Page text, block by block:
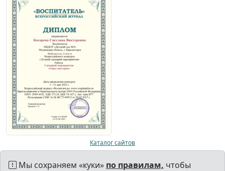
Каталог сайтов
Мы сохраняем «куки» по правилам, чтобы